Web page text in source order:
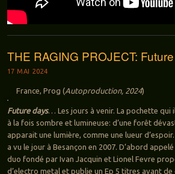
THE RAGING PROJECT:
17 MAI 2024
France, Prog (Autoproduction, 2024)
Future days… Les jours à venir. La pochette qui
à la fois sombre et lumineuse: d’une forêt
apparait une lumière, comme une lueur d’espoir.
a vu le jour à Besançon en 2007. D’abord
duo fondé par Ivan Jacquin et Lionel Fevre
d’electro metal et publie un Ep 5 titres avant